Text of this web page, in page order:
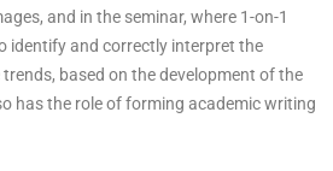
and in the seminar, where 1-on-1
identify and correctly interpret the
based on the development of the
has the role of forming academic writing